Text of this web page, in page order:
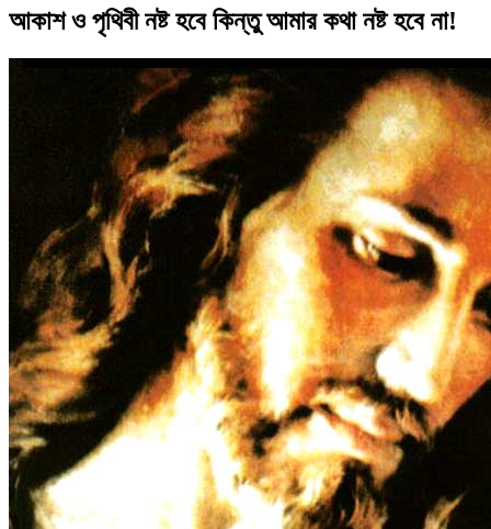
আকাশ ও পৃথিবী নষ্ট হবে কিন্তু আমার কথা নষ্ট হবে না!